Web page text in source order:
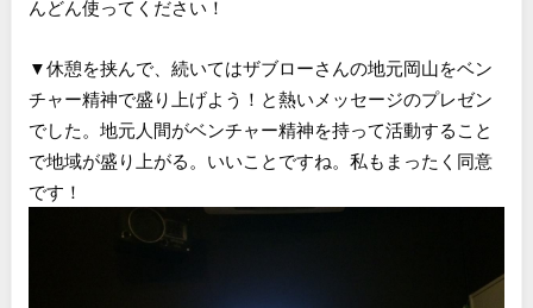
んどん使ってください！
▼休憩を挟んで、続いてはザブローさんの地元岡山をベン
チャー精神で盛り上げよう！と熱いメッセージのプレゼン
でした。地元人間がベンチャー精神を持って活動すること
で地域が盛り上がる。いいことですね。私もまったく同意
です！